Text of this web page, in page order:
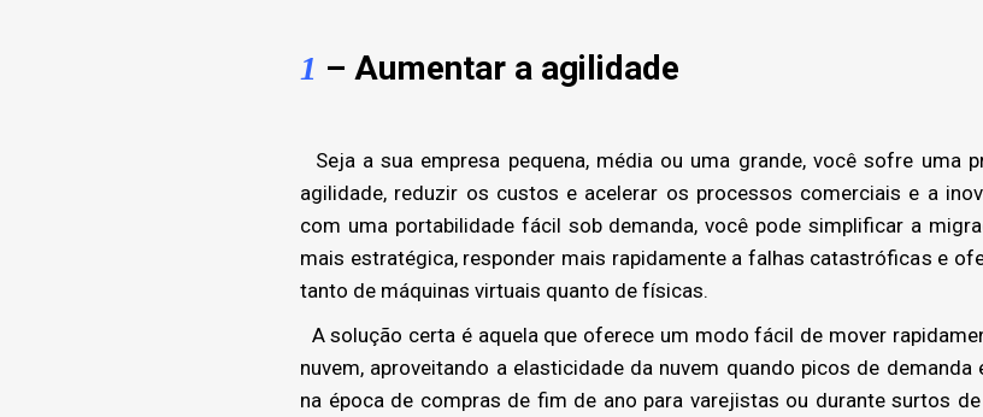
1 – Aumentar a agilidade
Seja a sua empresa pequena, média ou uma grande, você sofre uma
agilidade, reduzir os custos e acelerar os processos comerciais e a
com uma portabilidade fácil sob demanda, você pode simplificar a
mais estratégica, responder mais rapidamente a falhas catastróficas e
tanto de máquinas virtuais quanto de físicas.
A solução certa é aquela que oferece um modo fácil de mover
nuvem, aproveitando a elasticidade da nuvem quando picos de
na época de compras de fim de ano para varejistas ou durante surtos